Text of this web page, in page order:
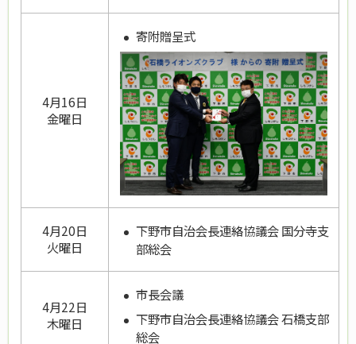
4月16日
金曜日
寄附贈呈式
4月20日
火曜日
下野市自治会長連絡協議会 国分寺支
部総会
4月22日
木曜日
市長会議
下野市自治会長連絡協議会 石橋支部
総会